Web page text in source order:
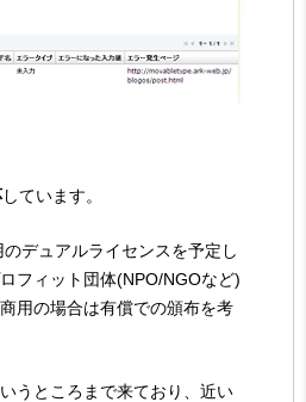
しています。
デュアルライセンスを予定し
フィット団体(NPO/NGOなど)
用の場合は有償での頒布を考
うところまで来ており、近い